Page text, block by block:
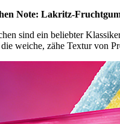
Note: Lakritz-
sind ein beliebter
weiche, zähe Textur von